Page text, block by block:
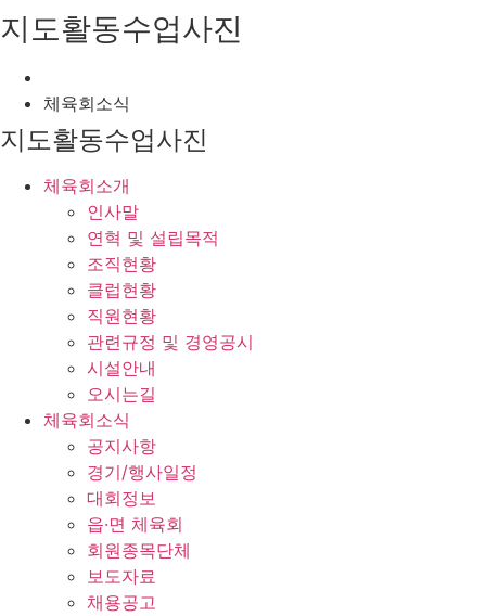
지도활동수업사진
체육회소식
지도활동수업사진
체육회소개
인사말
연혁 및 설립목적
조직현황
클럽현황
직원현황
관련규정 및 경영공시
시설안내
오시는길
체육회소식
공지사항
경기/행사일정
대회정보
읍·면 체육회
회원종목단체
보도자료
채용공고